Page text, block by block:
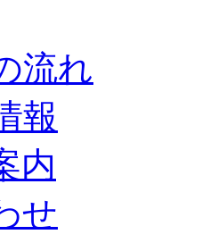
流れ
報
内
せ